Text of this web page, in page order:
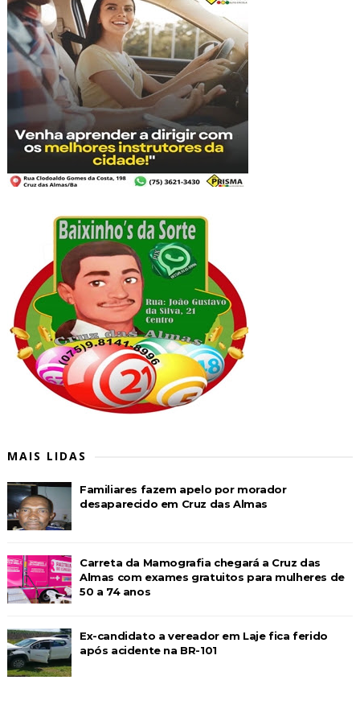
MAIS LIDAS
Familiares fazem apelo por morador
desaparecido em Cruz das Almas
Carreta da Mamografia chegará a Cruz das
Almas com exames gratuitos para mulheres de
50 a 74 anos
Ex-candidato a vereador em Laje fica ferido
após acidente na BR-101